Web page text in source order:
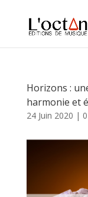
Horizons :
harmonie et
24 Juin 2020 |